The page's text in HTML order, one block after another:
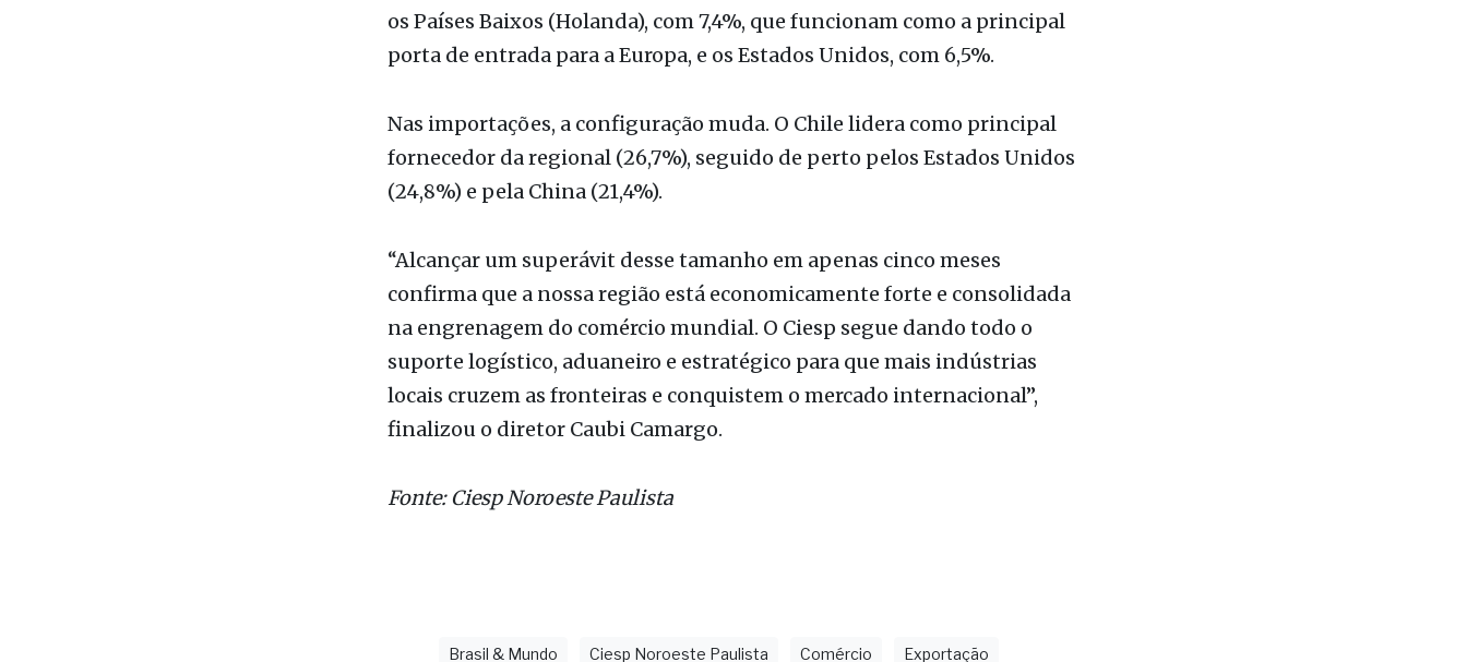
fornecedor da regional (26,7%), seguido de perto pelos Estados Unidos
(24,8%) e pela China (21,4%).
“Alcançar um superávit desse tamanho em apenas cinco meses
confirma que a nossa região está economicamente forte e consolidada
na engrenagem do comércio mundial. O Ciesp segue dando todo o
locais cruzem as fronteiras e conquistem o mercado internacional”,
finalizou o diretor Caubi Camargo.
Fonte: Ciesp Noroeste Paulista
Brasil & Mundo Ciesp Noroeste Paulista